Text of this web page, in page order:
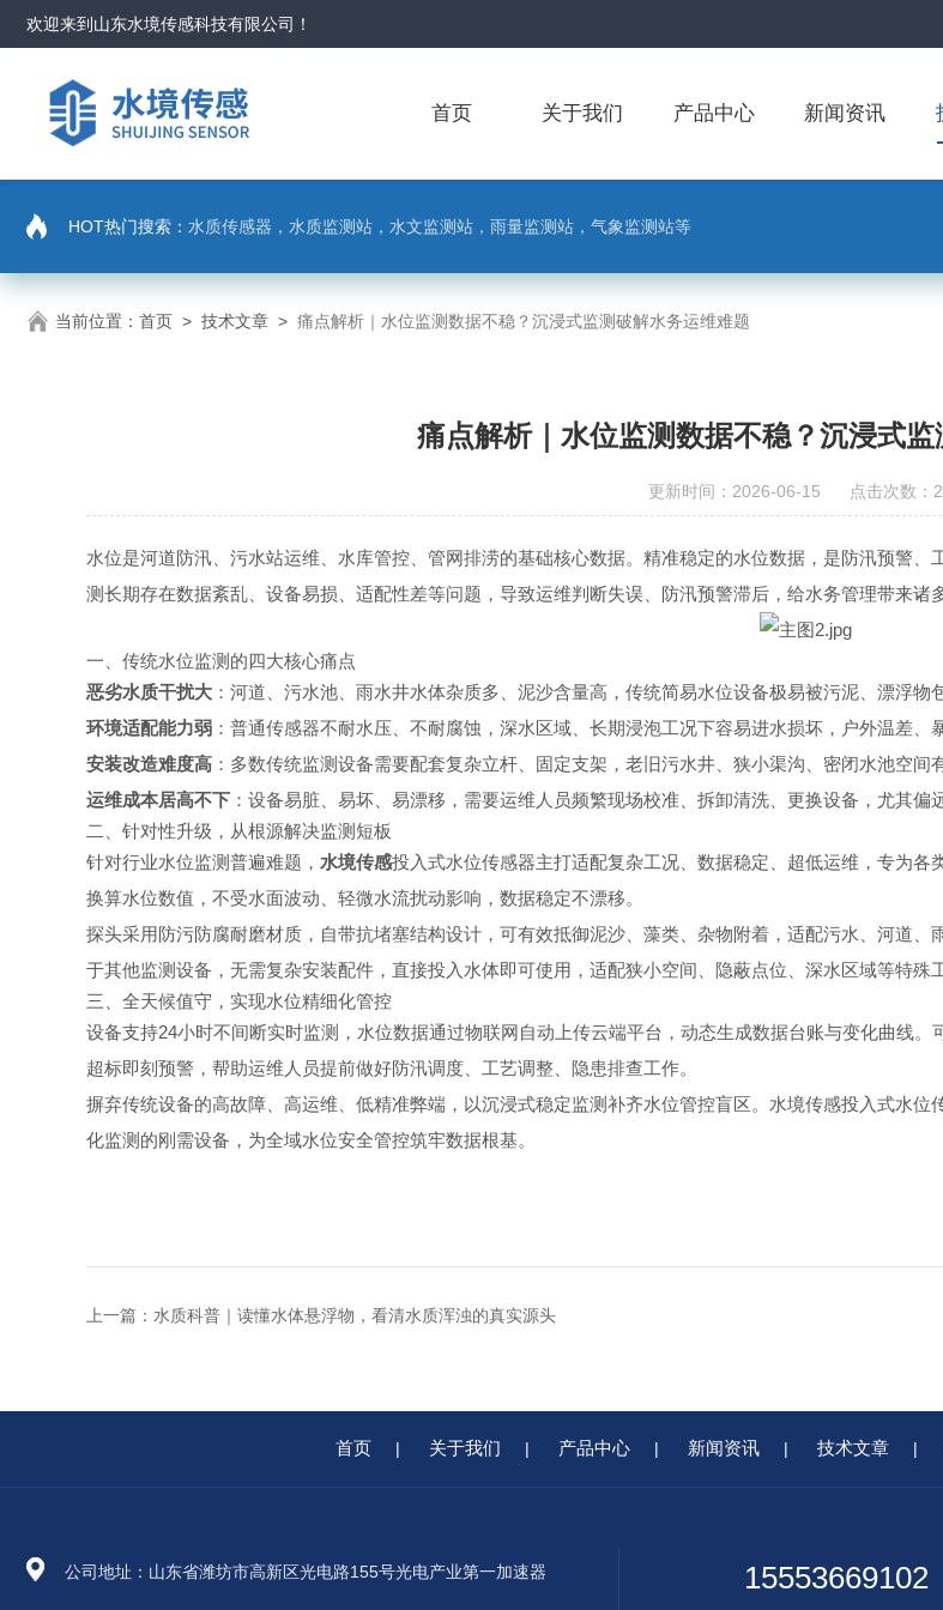
欢迎来到 山东水境传感科技有限公司 ！
首页 关于我们 产品中心 新闻资讯
HOT热门搜索： 水质传感器，水质监测站，水文监测站，雨量监测站，气象监测站等
当前位置： 首页 > 技术文章 > 痛点解析｜水位监测数据不稳？沉浸式监测破解水务运维难题
痛点解析｜水位监测数据不稳？沉浸式
更新时间：2026-06-15 点击次数：
水位是河道防汛、污水站运维、水库管控、管网排涝的基础核心数据。精准稳定的水位数据，是防汛预警
测长期存在数据紊乱、设备易损、适配性差等问题，导致运维判断失误、防汛预警滞后，给水务管理带来诸
一、传统水位监测的四大核心痛点
恶劣水质干扰大 ：河道、污水池、雨水井水体杂质多、泥沙含量高，传统简易水位设备极易被污泥、漂浮物
环境适配能力弱 ：普通传感器不耐水压、不耐腐蚀，深水区域、长期浸泡工况下容易进水损坏，户外温差、
安装改造难度高 ：多数传统监测设备需要配套复杂立杆、固定支架，老旧污水井、狭小渠沟、密闭水池空间
运维成本居高不下 ：设备易脏、易坏、易漂移，需要运维人员频繁现场校准、拆卸清洗、更换设备，尤其偏
二、针对性升级，从根源解决监测短板
针对行业水位监测普遍难题， 水境传感投入式水位传感器主打适配复杂工况、数据稳定、超低运维，专为
换算水位数值，不受水面波动、轻微水流扰动影响，数据稳定不漂移。
探头采用防污防腐耐磨材质，自带抗堵塞结构设计，可有效抵御泥沙、藻类、杂物附着，适配污水、河道
于其他监测设备，无需复杂安装配件，直接投入水体即可使用，适配狭小空间、隐蔽点位、深水区域等特殊
三、全天候值守，实现水位精细化管控
设备支持24小时不间断实时监测，水位数据通过物联网自动上传云端平台，动态生成数据台账与变化曲线
超标即刻预警，帮助运维人员提前做好防汛调度、工艺调整、隐患排查工作。
摒弃传统设备的高故障、高运维、低精准弊端，以沉浸式稳定监测补齐水位管控盲区。水境传感投入式水
化监测的刚需设备，为全域水位安全管控筑牢数据根基。
上一篇： 水质科普｜读懂水体悬浮物，看清水质浑浊的真实源头
首页 | 关于我们 | 产品中心 | 新闻资讯 | 技术文章 |
公司地址：山东省潍坊市高新区光电路155号光电产业第一加速器 15553669102